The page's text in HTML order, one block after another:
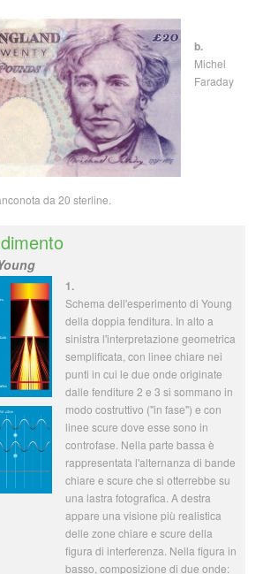
b.
Michel
Faraday
da 20 sterline.
1.
Schema dell'esperimento di Young
della doppia fenditura. In alto a
sinistra l'interpretazione geometrica
semplificata, con linee chiare nei
punti in cui le due onde originate
dalle fenditure 2 e 3 si sommano in
modo costruttivo ("in fase") e con
linee scure dove esse sono in
controfase. Nella parte bassa è
rappresentata l'alternanza di bande
chiare e scure che si otterrebbe su
una lastra fotografica. A destra
appare una visione più realistica
delle zone chiare e scure della
figura di interferenza. Nella figura in
basso, composizione di due onde: